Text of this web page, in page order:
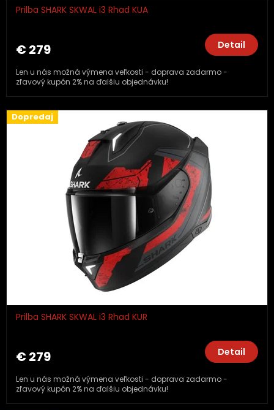
Prilba SHARK SKWAL i3 Rhad KUA
€ 279 Detail
Len u nás možná výmena veľkosti - doprava zadarmo -
zľavový kupón 2% na ďalšiu objednávku!
Dopredaj
Prilba SHARK SKWAL i3 Rhad KUR
€ 279 Detail
Len u nás možná výmena veľkosti - doprava zadarmo -
zľavový kupón 2% na ďalšiu objednávku!